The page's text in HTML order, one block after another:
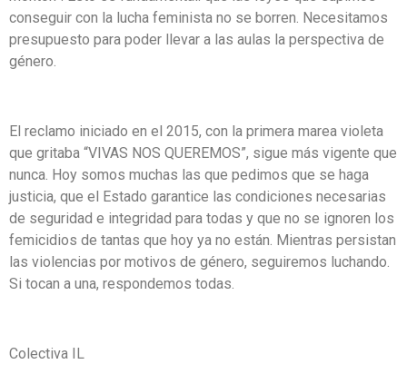
conseguir con la lucha feminista no se borren. Necesitamos
presupuesto para poder llevar a las aulas la perspectiva de
género.
El reclamo iniciado en el 2015, con la primera marea violeta
que gritaba “VIVAS NOS QUEREMOS”, sigue más vigente que
nunca. Hoy somos muchas las que pedimos que se haga
justicia, que el Estado garantice las condiciones necesarias
de seguridad e integridad para todas y que no se ignoren los
femicidios de tantas que hoy ya no están. Mientras persistan
las violencias por motivos de género, seguiremos luchando.
Si tocan a una, respondemos todas.
Colectiva IL